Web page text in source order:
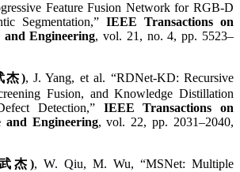
Feature Fusion Network for RGB-D
Segmentation,” IEEE Transactions on
and Engineering, vol. 21, no. 4, pp. 5523–
杰), J. Yang, et al. “RDNet-KD: Recursive
Fusion, and Knowledge Distillation
Detection,”IEEE Transactions on
and Engineering, vol. 22, pp. 2031–2040,
杰), W. Qiu, M. Wu, “MSNet: Multiple